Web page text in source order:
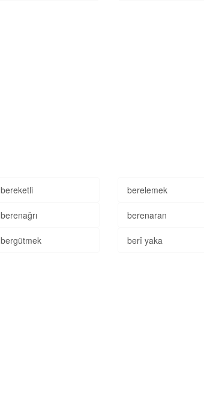
bereketli berelemek
berenağrı berenaran
bergütmek berî yaka